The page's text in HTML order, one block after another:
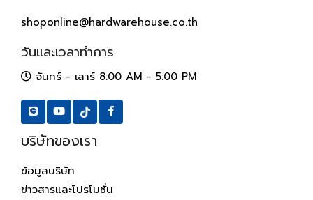
shoponline@hardwarehouse.co.th
วันและเวลาทำการ
จันทร์ - เสาร์ 8:00 AM - 5:00 PM
บริษัทของเรา
ข้อมูลบริษัท
ข่าวสารและโปรโมชั่น